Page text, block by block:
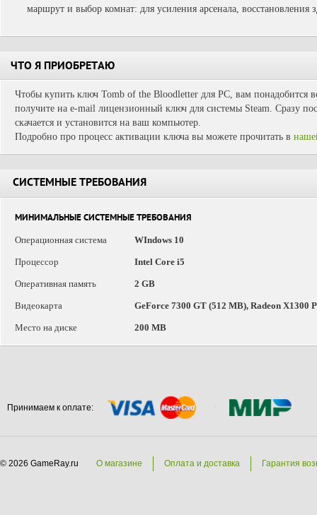
маршрут и выбор комнат: для усиления арсенала,
ЧТО Я ПРИОБРЕТАЮ
Чтобы купить ключ Tomb of the Bloodletter для PC, вам понадобится
получите на e-mail лицензионный ключ для системы Steam. Сразу
скачается и установится на ваш компьютер.
Подробно про процесс активации ключа вы можете прочитать в
СИСТЕМНЫЕ ТРЕБОВАНИЯ
МИНИМАЛЬНЫЕ СИСТЕМНЫЕ ТРЕБОВАНИЯ
Операционная система
WIndows 10
Процессор Intel Core i5
Оперативная память 2 GB
Видеокарта GeForce 7300 GT (512 MB), Radeon X1300
Место на диске 200 MB
Принимаем к оплате:
© 2026 GameRay.ru О магазине Оплата и доставка Гарантия